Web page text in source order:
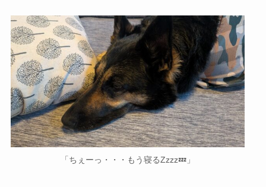
「ちぇーっ・・・もう寝るZzzz💤」